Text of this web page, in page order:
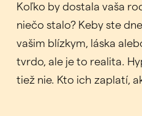
Koľko by dostala vaša
niečo stalo? Keby ste
vašim blízkym, láska
tvrdo, ale je to realita.
tiež nie. Kto ich zaplatí,